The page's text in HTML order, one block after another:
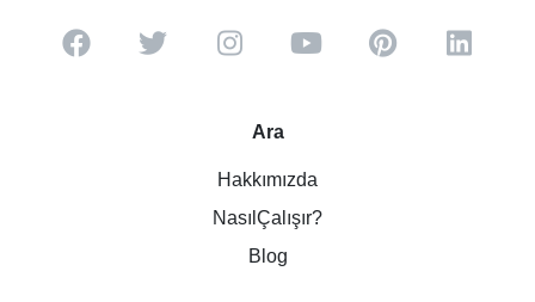
Ara
Hakkımızda
NasılÇalışır?
Blog